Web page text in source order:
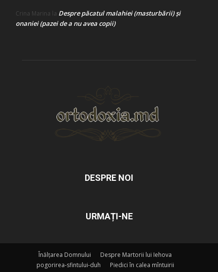
Crina Marina la Despre păcatul malahiei (masturbării) şi
onaniei (pazei de a nu avea copii)
DESPRE NOI
URMAȚI-NE
Înălțarea Domnului
Despre Martorii lui Iehova
pogorirea-sfintului-duh
Piedici în calea mîntuirii